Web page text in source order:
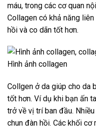
máu, trong các cơ quan
Collagen có khả năng
hồi và co dãn tốt hơn.
Hình ảnh collagen
Collgen ở da giúp cho da
tốt hơn. Ví dụ khi bạn ấn
trở về vị trí ban đầu.
chun đàn hồi. Các khối